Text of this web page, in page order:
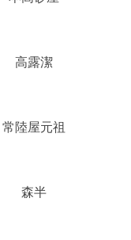
高露潔
常陸屋元祖
森半